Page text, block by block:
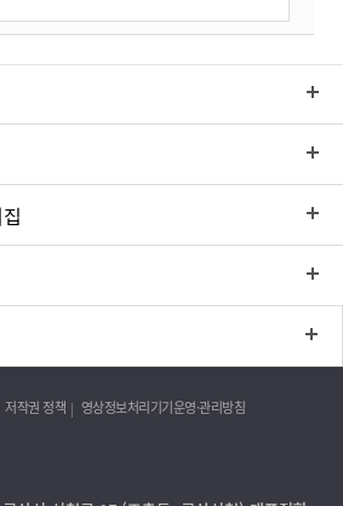
저작권 정책 영상정보처리기기운영·관리방침